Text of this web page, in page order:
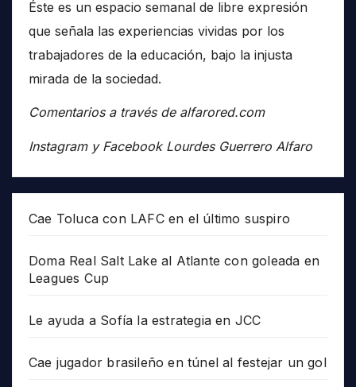
Éste es un espacio semanal de libre expresión
que señala las experiencias vividas por los
trabajadores de la educación, bajo la injusta
mirada de la sociedad.
Comentarios a través de alfarored.com
Instagram y Facebook Lourdes Guerrero Alfaro
Cae Toluca con LAFC en el último suspiro
Doma Real Salt Lake al Atlante con goleada en
Leagues Cup
Le ayuda a Sofía la estrategia en JCC
Cae jugador brasileño en túnel al festejar un gol